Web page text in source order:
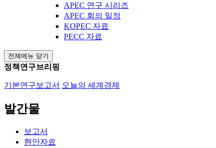
APEC 연구 시리즈
APEC 회의 일정
KOPEC 자료
PECC 자료
전체메뉴 닫기
정책연구브리핑
기본연구보고서 오늘의 세계경제
발간물
보고서
현안자료